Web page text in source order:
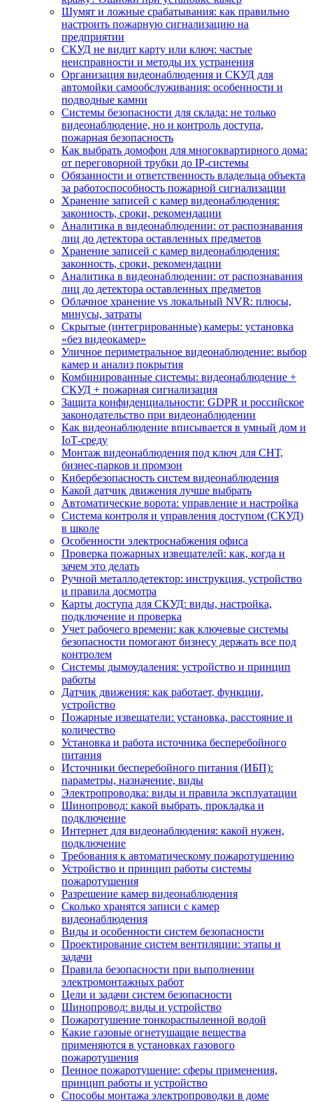
Шумят и ложные срабатывания: как правильно
настроить пожарную сигнализацию на
предприятии
СКУД не видит карту или ключ: частые
неисправности и методы их устранения
Организация видеонаблюдения и СКУД для
автомойки самообслуживания: особенности и
подводные камни
Системы безопасности для склада: не только
видеонаблюдение, но и контроль доступа,
пожарная безопасность
Как выбрать домофон для многоквартирного дома:
от переговорной трубки до IP-системы
Обязанности и ответственность владельца объекта
за работоспособность пожарной сигнализации
Хранение записей с камер видеонаблюдения:
законность, сроки, рекомендации
Аналитика в видеонаблюдении: от распознавания
лиц до детектора оставленных предметов
Хранение записей с камер видеонаблюдения:
законность, сроки, рекомендации
Аналитика в видеонаблюдении: от распознавания
лиц до детектора оставленных предметов
Облачное хранение vs локальный NVR: плюсы,
минусы, затраты
Скрытые (интегрированные) камеры: установка
«без видеокамер»
Уличное периметральное видеонаблюдение: выбор
камер и анализ покрытия
Комбинированные системы: видеонаблюдение +
СКУД + пожарная сигнализация
Защита конфиденциальности: GDPR и российское
законодательство при видеонаблюдении
Как видеонаблюдение вписывается в умный дом и
IoT‑среду
Монтаж видеонаблюдения под ключ для СНТ,
бизнес‑парков и промзон
Кибербезопасность систем видеонаблюдения
Какой датчик движения лучше выбрать
Автоматические ворота: управление и настройка
Система контроля и управления доступом (СКУД)
в школе
Особенности электроснабжения офиса
Проверка пожарных извещателей: как, когда и
зачем это делать
Ручной металлодетектор: инструкция, устройство
и правила досмотра
Карты доступа для СКУД: виды, настройка,
подключение и проверка
Учет рабочего времени: как ключевые системы
безопасности помогают бизнесу держать все под
контролем
Системы дымоудаления: устройство и принцип
работы
Датчик движения: как работает, функции,
устройство
Пожарные извещатели: установка, расстояние и
количество
Установка и работа источника бесперебойного
питания
Источники бесперебойного питания (ИБП):
параметры, назначение, виды
Электропроводка: виды и правила эксплуатации
Шинопровод: какой выбрать, прокладка и
подключение
Интернет для видеонаблюдения: какой нужен,
подключение
Требования к автоматическому пожаротушению
Устройство и принцип работы системы
пожаротушения
Разрешение камер видеонаблюдения
Сколько хранятся записи с камер
видеонаблюдения
Виды и особенности систем безопасности
Проектирование систем вентиляции: этапы и
задачи
Правила безопасности при выполнении
электромонтажных работ
Цели и задачи систем безопасности
Шинопровод: виды и устройство
Пожаротушение тонкораспыленной водой
Какие газовые огнетушащие вещества
применяются в установках газового
пожаротушения
Пенное пожаротушение: сферы применения,
принцип работы и устройство
Способы монтажа электропроводки в доме